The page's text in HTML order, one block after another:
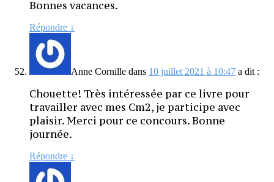
Bonnes vacances.
Répondre ↓
Anne Cornille dans 10 juillet 2021 à 10:47 a dit :
Chouette! Très intéressée par ce livre pour
travailler avec mes Cm2, je participe avec
plaisir. Merci pour ce concours. Bonne
journée.
Répondre ↓